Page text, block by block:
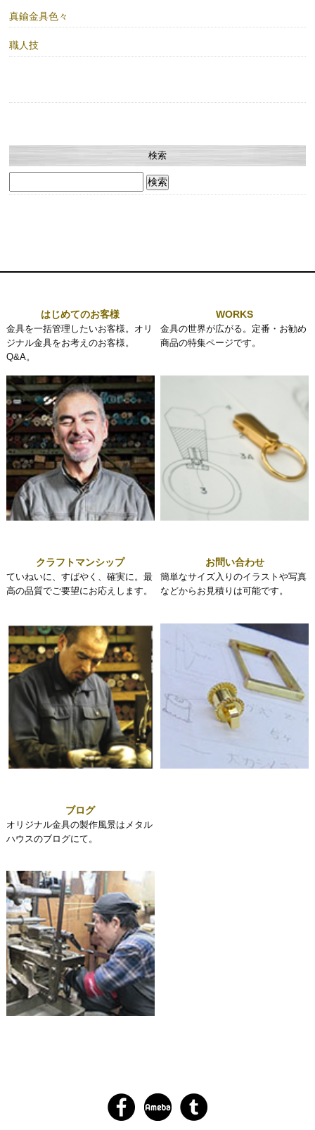
真鍮金具色々
職人技
検索
索:
はじめてのお客様
金具を一括管理したいお客様。オリ
ジナル金具をお考えのお客様。
Q&A。
WORKS
金具の世界が広がる。定番・お勧め
商品の特集ページです。
クラフトマンシップ
ていねいに、すばやく、確実に。最
高の品質でご要望にお応えします。
お問い合わせ
簡単なサイズ入りのイラストや写真
などからお見積りは可能です。
ブログ
オリジナル金具の製作風景はメタル
ハウスのブログにて。